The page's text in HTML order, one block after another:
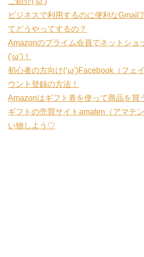
ビジネスで利用するのに便利なGmail
てどうやってするの？
Amazonのプライム会員でネットショ
(‘ω’)！
初心者の方向け(‘ω’)Facebook（フェ
ウント登録の方法！
Amazonはギフト券を使って商品を買
ギフトの売買サイトamaten（アマテ
い物しよう♡